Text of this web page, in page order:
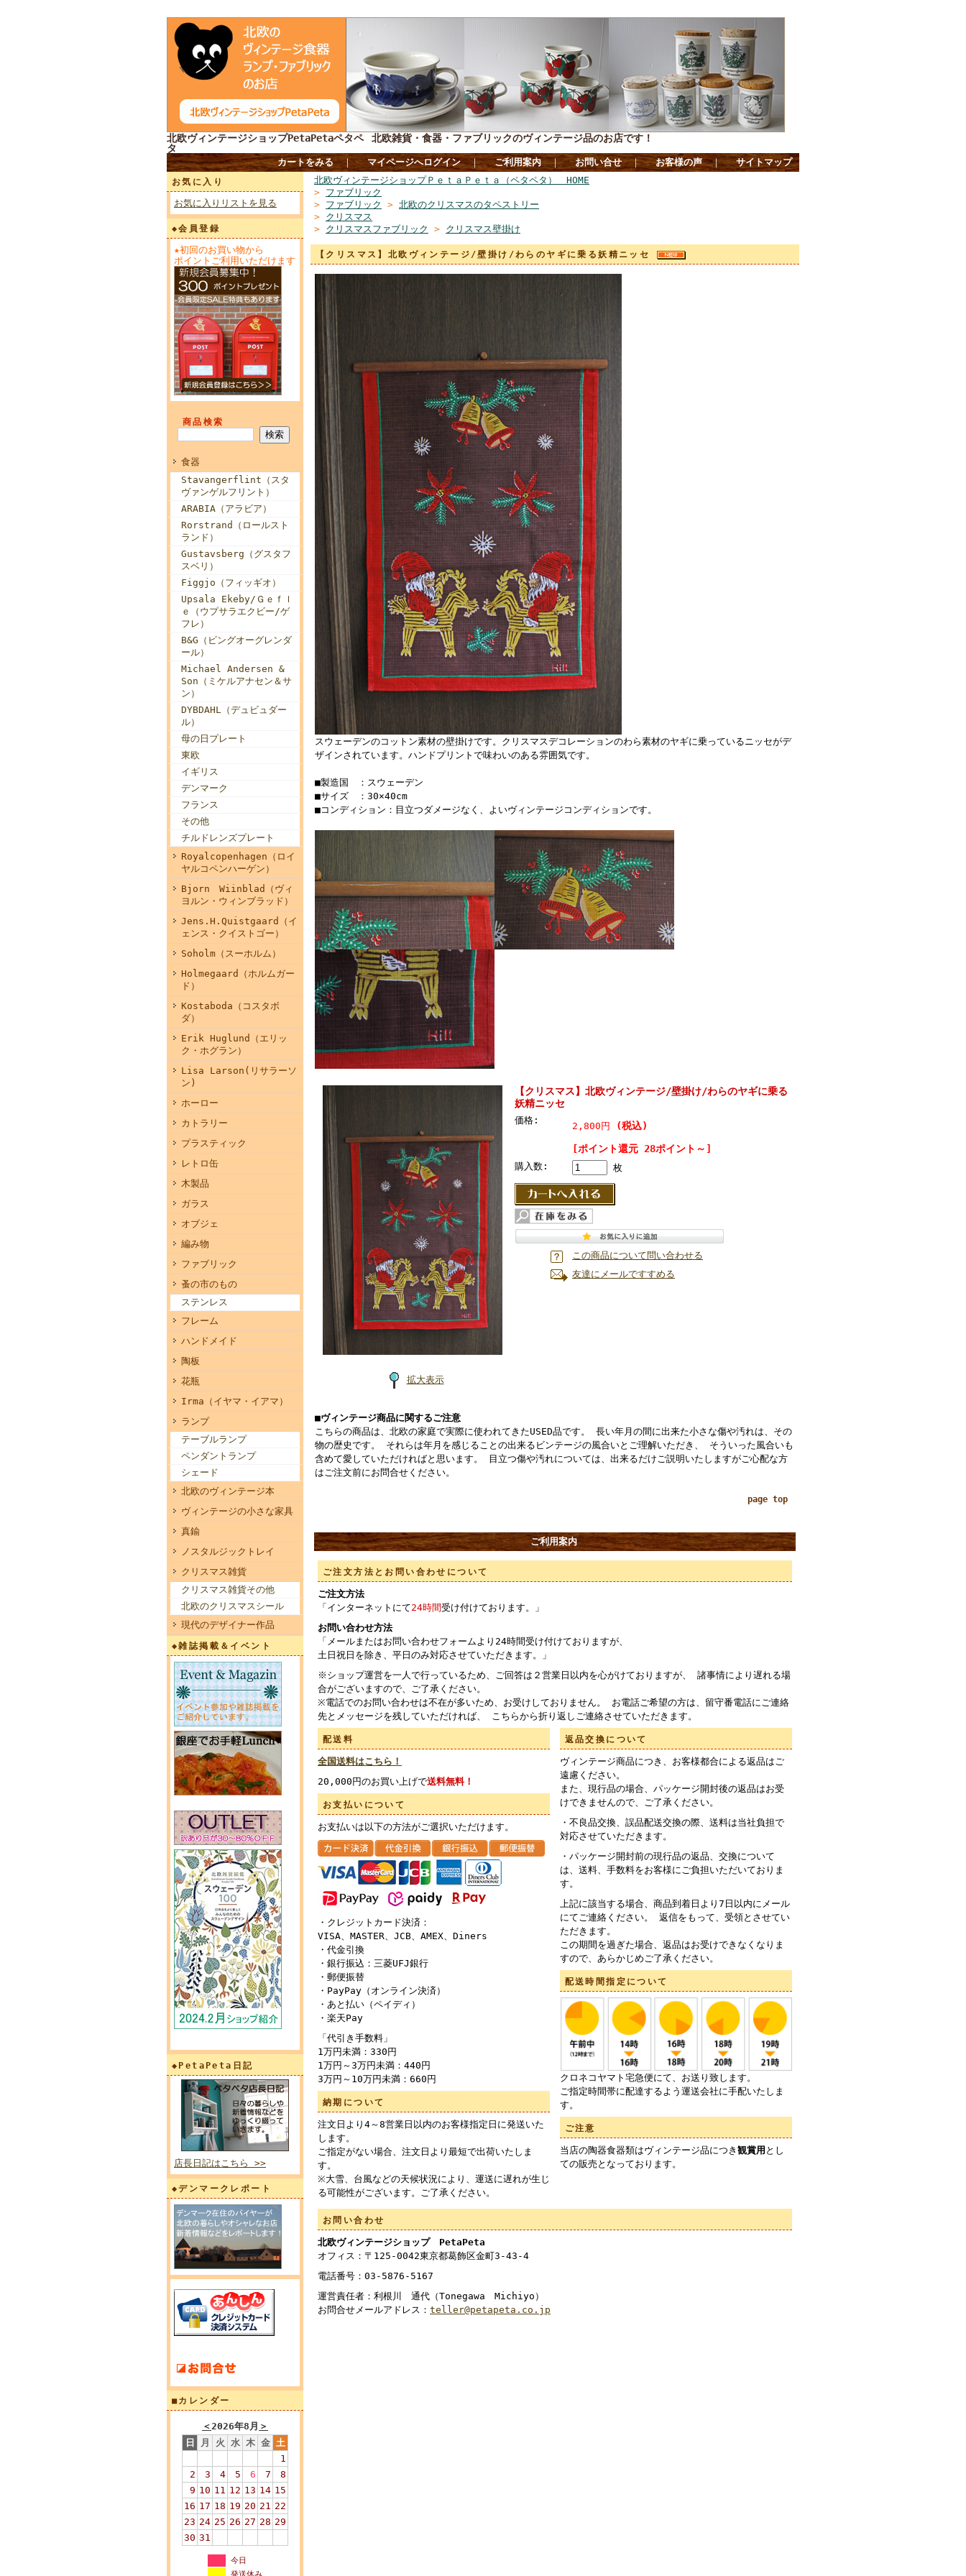
北欧ヴィンテージショップPetaPetaペタペ
タ
北欧雑貨・食器・ファブリックのヴィンテージ品のお店です！
カートをみる ｜ マイページへログイン ｜ ご利用案内 ｜ お問い合せ ｜ お客様の声 ｜ サイトマップ
お気に入り
お気に入りリストを見る
◆会員登録
★初回のお買い物から
ポイントご利用いただけます
商品検索
食器
Stavangerflint（スタ
ヴァンゲルフリント）
ARABIA（アラビア）
Rorstrand（ロールスト
ランド）
Gustavsberg（グスタフ
スベリ）
Figgjo（フィッギオ）
Upsala Ekeby/Ｇｅｆｌ
ｅ（ウプサラエクビー/ゲ
フレ）
B&G（ビングオーグレンダ
ール）
Michael Andersen &
Son（ミケルアナセン＆サ
ン）
DYBDAHL（デュビュダー
ル）
母の日プレート
東欧
イギリス
デンマーク
フランス
その他
チルドレンズプレート
Royalcopenhagen（ロイ
ヤルコペンハーゲン）
Bjorn Wiinblad（ヴィ
ヨルン・ウィンブラッド）
Jens.H.Quistgaard（イ
ェンス・クイストゴー）
Soholm（スーホルム）
Holmegaard（ホルムガー
ド）
Kostaboda（コスタボ
ダ）
Erik Huglund（エリッ
ク・ホグラン）
Lisa Larson(リサラーソ
ン)
ホーロー
カトラリー
プラスティック
レトロ缶
木製品
ガラス
オブジェ
編み物
ファブリック
蚤の市のもの
ステンレス
フレーム
ハンドメイド
陶板
花瓶
Irma（イヤマ・イアマ）
ランプ
テーブルランプ
ペンダントランプ
シェード
北欧のヴィンテージ本
ヴィンテージの小さな家具
真鍮
ノスタルジックトレイ
クリスマス雑貨
クリスマス雑貨その他
北欧のクリスマスシール
現代のデザイナー作品
◆雑誌掲載＆イベント
◆PetaPeta日記
店長日記はこちら >>
◆デンマークレポート
■カレンダー
＜2026年8月 ＞
日
月 火 水 木 金 土
1
2
3 4 5 6 7
8
9 10 11 12 13 14 15
16 17 18 19 20 21 22
23 24 25 26 27 28 29
30 31
今日
北欧ヴィンテージショップＰｅｔａＰｅｔａ（ペタペタ） HOME
> ファブリック
> ファブリック > 北欧のクリスマスのタペストリー
> クリスマス
> クリスマスファブリック > クリスマス壁掛け
【クリスマス】北欧ヴィンテージ/壁掛け/わらのヤギに乗る妖精ニッセ
スウェーデンのコットン素材の壁掛けです。クリスマスデコレーションのわら素材のヤギに乗っているニッセがデ
ザインされています。ハンドプリントで味わいのある雰囲気です。
■製造国 ：スウェーデン
■サイズ ：30×40cm
■コンディション：目立つダメージなく、よいヴィンテージコンディションです。
拡大表示
【クリスマス】北欧ヴィンテージ/壁掛け/わらのヤギに乗る
妖精ニッセ
価格:
2,800円
(税込)
[ポイント還元 28ポイント～]
購入数: 枚
この商品について問い合わせる
友達にメールですすめる
■ヴィンテージ商品に関するご注意
こちらの商品は、北欧の家庭で実際に使われてきたUSED品です。 長い年月の間に出来た小さな傷や汚れは、その
物の歴史です。 それらは年月を感じることの出来るビンテージの風合いとご理解いただき、 そういった風合いも
含めて愛していただければと思います。 目立つ傷や汚れについては、出来るだけご説明いたしますがご心配な方
はご注文前にお問合せください。
page top
ご利用案内
ご注文方法とお問い合わせについて
ご注文方法
「インターネットにて24時間受け付けております。」
お問い合わせ方法
「メールまたはお問い合わせフォームより24時間受け付けておりますが、
土日祝日を除き、平日のみ対応させていただきます。」
※ショップ運営を一人で行っているため、ご回答は２営業日以内を心がけておりますが、 諸事情により遅れる場
合がございますので、ご了承ください。
※電話でのお問い合わせは不在が多いため、お受けしておりません。 お電話ご希望の方は、留守番電話にご連絡
先とメッセージを残していただければ、 こちらから折り返しご連絡させていただきます。
配送料
全国送料はこちら！
20,000円のお買い上げで送料無料！
お支払いについて
お支払いは以下の方法がご選択いただけます。
・クレジットカード決済：
VISA、MASTER、JCB、AMEX、Diners
・代金引換
・銀行振込：三菱UFJ銀行
・郵便振替
・PayPay（オンライン決済）
・あと払い（ペイディ）
・楽天Pay
「代引き手数料」
1万円未満：330円
1万円～3万円未満：440円
3万円～10万円未満：660円
納期について
注文日より4～8営業日以内のお客様指定日に発送いた
します。
ご指定がない場合、注文日より最短で出荷いたしま
す。
※大雪、台風などの天候状況により、運送に遅れが生じ
る可能性がございます。ご了承ください。
返品交換について
ヴィンテージ商品につき、お客様都合による返品はご
遠慮ください。
また、現行品の場合、パッケージ開封後の返品はお受
けできませんので、ご了承ください。
・不良品交換、誤品配送交換の際、送料は当社負担で
対応させていただきます。
・パッケージ開封前の現行品の返品、交換について
は、送料、手数料をお客様にご負担いただいておりま
す。
上記に該当する場合、商品到着日より7日以内にメール
にてご連絡ください。 返信をもって、受領とさせてい
ただきます。
この期間を過ぎた場合、返品はお受けできなくなりま
すので、あらかじめご了承ください。
配送時間指定について
クロネコヤマト宅急便にて、お送り致します。
ご指定時間帯に配達するよう運送会社に手配いたしま
す。
ご注意
当店の陶器食器類はヴィンテージ品につき 観賞用 とし
ての販売となっております。
お問い合わせ
北欧ヴィンテージショップ PetaPeta
オフィス：〒125-0042東京都葛飾区金町3-43-4
電話番号：03-5876-5167
運営責任者：利根川 通代（Tonegawa Michiyo）
お問合せメールアドレス： teller@petapeta.co.jp